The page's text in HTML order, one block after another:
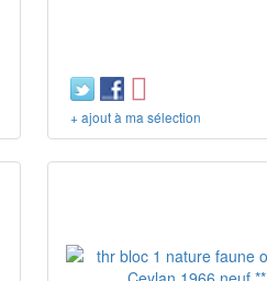
+ ajout à ma sélection